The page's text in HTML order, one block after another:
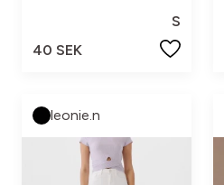
S
40 SEK
leonie.n